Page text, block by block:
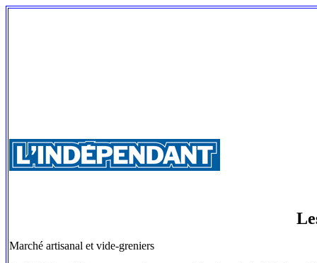
Marché artisanal et vide-greniers